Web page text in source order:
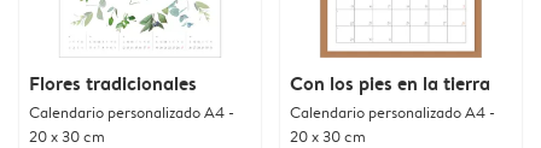
Flores tradicionales
Calendario personalizado A4 -
20 x 30 cm
Con los pies en la tierra
Calendario personalizado A4 -
20 x 30 cm